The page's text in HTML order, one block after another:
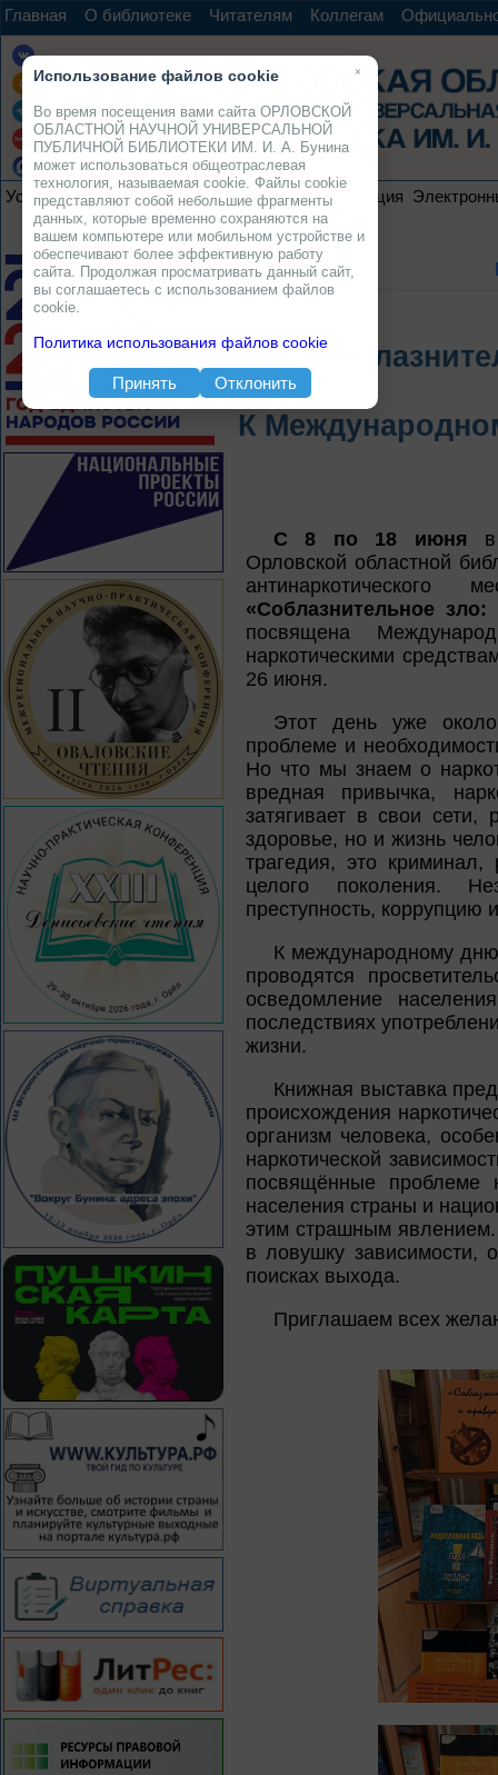
Главная О библиотеке Читателям Коллегам
Услуги Ресурсы Проекты Электронная коллекция
К
С 8 по 18 июня в
Орловской областной
антинаркотического
«Соблазнительное
посвящена
наркотическими
26 июня.
Этот день уже
проблеме и
Но что мы знаем о
вредная привычка,
затягивает в свои сети,
здоровье, но и жизнь
трагедия, это
целого поколения.
преступность, коррупцию
К международному
проводятся
осведомление
последствиях
жизни.
Книжная выставка
происхождения
организм человека,
наркотической
посвящённые проблеме
населения страны и
этим страшным явлением.
в ловушку зависимости,
поисках выхода.
Приглашаем всех
×
Использование файлов cookie
Во время посещения вами сайта ОРЛОВСКОЙ
ОБЛАСТНОЙ НАУЧНОЙ УНИВЕРСАЛЬНОЙ
ПУБЛИЧНОЙ БИБЛИОТЕКИ ИМ. И. А. Бунина
может использоваться общеотраслевая
технология, называемая cookie. Файлы cookie
представляют собой небольшие фрагменты
данных, которые временно сохраняются на
вашем компьютере или мобильном устройстве и
обеспечивают более эффективную работу
сайта. Продолжая просматривать данный сайт,
вы соглашаетесь с использованием файлов
cookie.
Политика использования файлов cookie
Принять Отклонить